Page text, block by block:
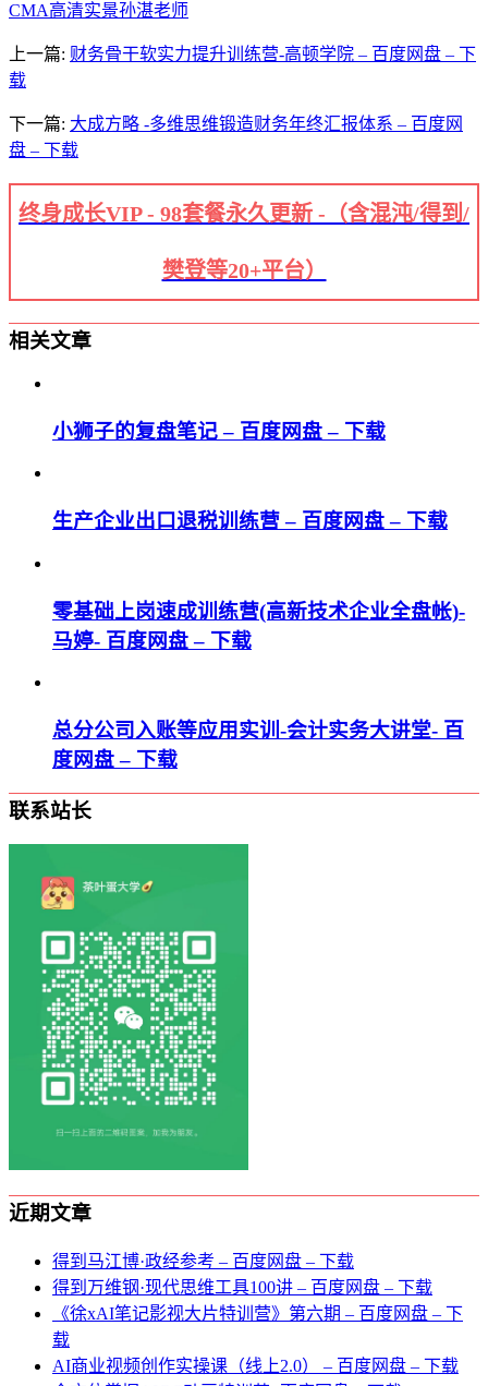
CMA高清实景孙湛老师
上一篇: 财务骨干软实力提升训练营-高顿学院 – 百度网盘 – 下
载
下一篇: 大成方略 -多维思维锻造财务年终汇报体系 – 百度网
盘 – 下载
终身成长VIP - 98套餐永久更新 -（含混沌/得到/
樊登等20+平台）
相关文章
小狮子的复盘笔记 – 百度网盘 – 下载
生产企业出口退税训练营 – 百度网盘 – 下载
零基础上岗速成训练营(高新技术企业全盘帐)-
马婷- 百度网盘 – 下载
总分公司入账等应用实训-会计实务大讲堂- 百
度网盘 – 下载
联系站长
近期文章
得到马江博·政经参考 – 百度网盘 – 下载
得到万维钢·现代思维⼯具100讲 – 百度网盘 – 下载
《徐xAI笔记影视大片特训营》第六期 – 百度网盘 – 下
载
AI商业视频创作实操课（线上2.0） – 百度网盘 – 下载